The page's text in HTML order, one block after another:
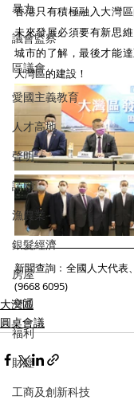
暴力
議會監察
區議會
愛國主義教育
人才高地
聲明
請願
漁農業
銀髮經濟
房屋
交通
福利
財經
工商及創新科技
香港只有積極融入大灣
未來發展必須要有新思
城市的了解，最後才能
大灣區的建設！
新聞查詢﹕全國人大代表
(9668 6095)
大灣區
圓桌會議